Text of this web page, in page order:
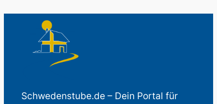
Schwedenstube.de – Dein Portal für